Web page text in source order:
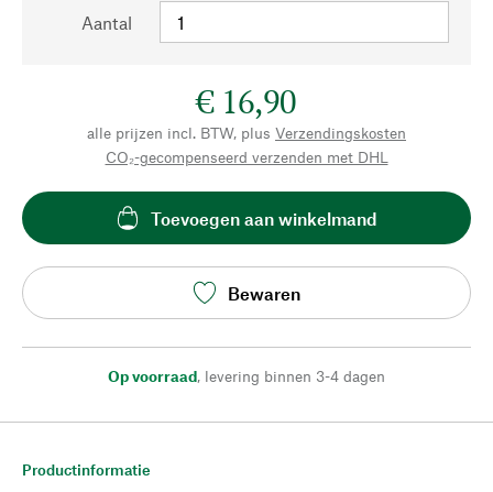
Aantal
€ 16,90
alle prijzen incl. BTW, plus Verzendingskosten
CO₂-gecompenseerd verzenden met DHL
Toevoegen aan winkelmand
Bewaren
Op voorraad, levering binnen 3-4 dagen
Productinformatie